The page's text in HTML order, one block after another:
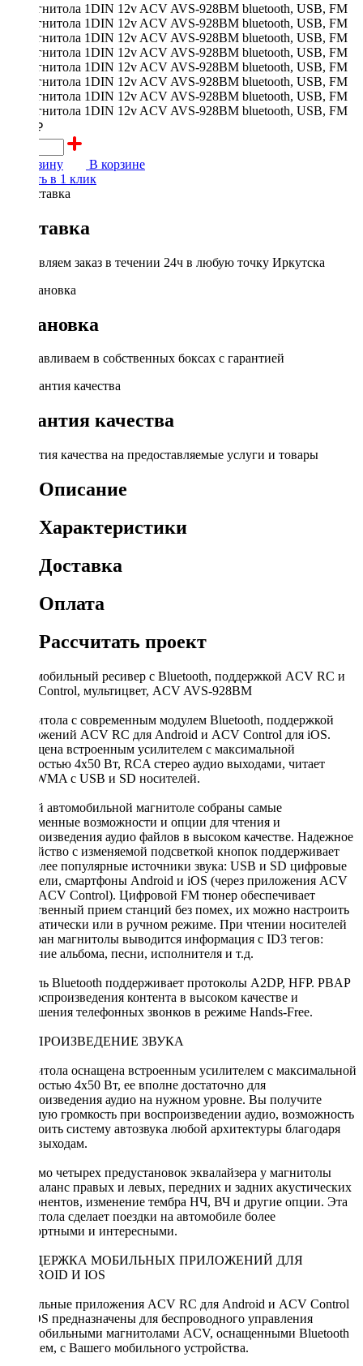
3000 ₽
В корзину
В корзине
Купить в 1 клик
Доставка
Доставляем заказ в течении 24ч в любую точку Иркутска
Установка
Устанавливаем в собственных боксах с гарантией
Гарантия качества
Гарантия качества на предоставляемые услуги и товары
Описание
Характеристики
Доставка
Оплата
Рассчитать проект
Автомобильный ресивер с Bluetooth, поддержкой ACV RC и
ACV Control, мультицвет, ACV AVS-928BM
Магнитола с современным модулем Bluetooth, поддержкой
приложений ACV RC для Android и ACV Control для iOS.
Оснащена встроенным усилителем с максимальной
мощностью 4х50 Вт, RCA стерео аудио выходами, читает
MP3/WMA с USB и SD носителей.
В этой автомобильной магнитоле собраны самые
современные возможности и опции для чтения и
воспроизведения аудио файлов в высоком качестве. Надежное
устройство с изменяемой подсветкой кнопок поддерживает
наиболее популярные источники звука: USB и SD цифровые
носители, смартфоны Android и iOS (через приложения ACV
RC и ACV Control). Цифровой FM тюнер обеспечивает
качественный прием станций без помех, их можно настроить
автоматически или в ручном режиме. При чтении носителей
на экран магнитолы выводится информация с ID3 тегов:
название альбома, песни, исполнителя и т.д.
Модуль Bluetooth поддерживает протоколы A2DP, HFP. PBAP
для воспроизведения контента в высоком качестве и
совершения телефонных звонков в режиме Hands-Free.
ВОСПРОИЗВЕДЕНИЕ ЗВУКА
Магнитола оснащена встроенным усилителем с максимальной
мощностью 4х50 Вт, ее вполне достаточно для
воспроизведения аудио на нужном уровне. Вы получите
хорошую громкость при воспроизведении аудио, возможность
построить систему автозвука любой архитектуры благодаря
RCA выходам.
Помимо четырех предустановок эквалайзера у магнитолы
есть баланс правых и левых, передних и задних акустических
компонентов, изменение тембра НЧ, ВЧ и другие опции. Эта
магнитола сделает поездки на автомобиле более
комфортными и интересными.
ПОДДЕРЖКА МОБИЛЬНЫХ ПРИЛОЖЕНИЙ ДЛЯ
ANDROID И IOS
Мобильные приложения ACV RC для Android и ACV Control
для iOS предназначены для беспроводного управления
автомобильными магнитолами ACV, оснащенными Bluetooth
модулем, с Вашего мобильного устройства.